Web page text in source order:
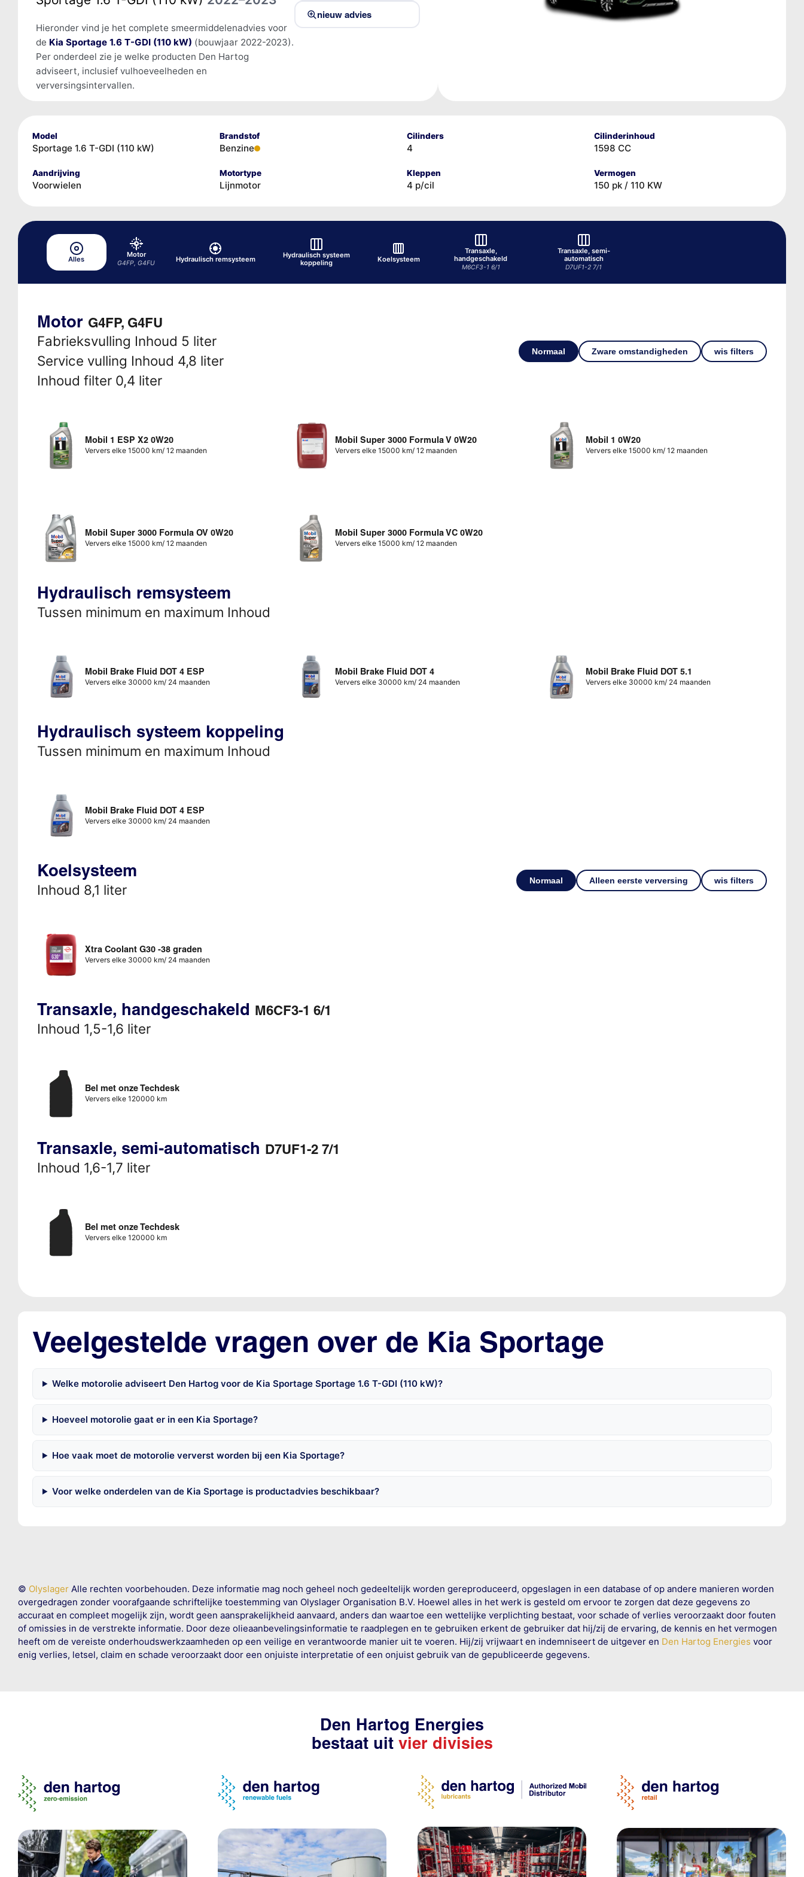
Hieronder vind je het complete smeermiddelenadvies voor
de Kia Sportage 1.6 T-GDI (110 kW) (bouwjaar 2022-2023).
Per onderdeel zie je welke producten Den Hartog
adviseert, inclusief vulhoeveelheden en
verversingsintervallen.
nieuw advies
Model
Sportage 1.6 T-GDI (110 kW)
Brandstof
Benzine
Cilinders
4
Cilinderinhoud
1598 CC
Aandrijving
Voorwielen
Motortype
Lijnmotor
Kleppen
4 p/cil
Vermogen
150 pk / 110 KW
Alles
Motor
G4FP, G4FU Hydraulisch remsysteem
Hydraulisch systeem
koppeling
Koelsysteem
Transaxle,
handgeschakeld
M6CF3-1 6/1
Transaxle, semi-
automatisch
D7UF1-2 7/1
Motor G4FP, G4FU
Fabrieksvulling Inhoud 5 liter
Service vulling Inhoud 4,8 liter
Inhoud filter 0,4 liter
Normaal Zware omstandigheden wis filters
Mobil 1 ESP X2 0W20
Ververs elke 15000 km/ 12 maanden
Mobil Super 3000 Formula V 0W20
Ververs elke 15000 km/ 12 maanden
Mobil 1 0W20
Ververs elke 15000 km/ 12 maanden
Mobil Super 3000 Formula OV 0W20
Ververs elke 15000 km/ 12 maanden
Mobil Super 3000 Formula VC 0W20
Ververs elke 15000 km/ 12 maanden
Hydraulisch remsysteem
Tussen minimum en maximum Inhoud
Mobil Brake Fluid DOT 4 ESP
Ververs elke 30000 km/ 24 maanden
Mobil Brake Fluid DOT 4
Ververs elke 30000 km/ 24 maanden
Mobil Brake Fluid DOT 5.1
Ververs elke 30000 km/ 24 maanden
Hydraulisch systeem koppeling
Tussen minimum en maximum Inhoud
Mobil Brake Fluid DOT 4 ESP
Ververs elke 30000 km/ 24 maanden
Koelsysteem
Inhoud 8,1 liter
Normaal Alleen eerste verversing wis filters
Xtra Coolant G30 -38 graden
Ververs elke 30000 km/ 24 maanden
Transaxle, handgeschakeld M6CF3-1 6/1
Inhoud 1,5-1,6 liter
Bel met onze Techdesk
Ververs elke 120000 km
Transaxle, semi-automatisch D7UF1-2 7/1
Inhoud 1,6-1,7 liter
Bel met onze Techdesk
Ververs elke 120000 km
Veelgestelde vragen over de Kia Sportage
Welke motorolie adviseert Den Hartog voor de Kia Sportage Sportage 1.6 T-GDI (110 kW)?
Hoeveel motorolie gaat er in een Kia Sportage?
Hoe vaak moet de motorolie ververst worden bij een Kia Sportage?
Voor welke onderdelen van de Kia Sportage is productadvies beschikbaar?
© OlyslagerAlle rechten voorbehouden. Deze informatie mag noch geheel noch gedeeltelijk worden gereproduceerd, opgeslagen in een database of op andere manieren worden
overgedragen zonder voorafgaande schriftelijke toestemming van Olyslager Organisation B.V. Hoewel alles in het werk is gesteld om ervoor te zorgen dat deze gegevens zo
accuraat en compleet mogelijk zijn, wordt geen aansprakelijkheid aanvaard, anders dan waartoe een wettelijke verplichting bestaat, voor schade of verlies veroorzaakt door fouten
of omissies in de verstrekte informatie. Door deze olieaanbevelingsinformatie te raadplegen en te gebruiken erkent de gebruiker dat hij/zij de ervaring, de kennis en het vermogen
heeft om de vereiste onderhoudswerkzaamheden op een veilige en verantwoorde manier uit te voeren. Hij/zij vrijwaart en indemniseert de uitgever en Den Hartog Energies voor
enig verlies, letsel, claim en schade veroorzaakt door een onjuiste interpretatie of een onjuist gebruik van de gepubliceerde gegevens.
Den Hartog Energies
bestaat uit vier divisies